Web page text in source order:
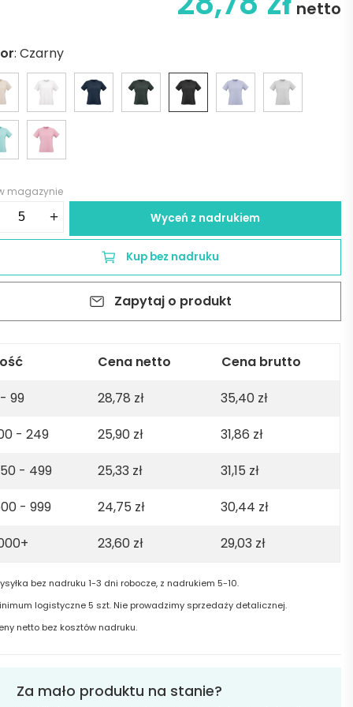
netto
: Czarny
magazynie
+ Wyceń z nadrukiem
Kup bez nadruku
Zapytaj o produkt
Cena netto
Cena brutto
- 99
28,78 zł 35,40 zł
- 249
25,90 zł 31,86 zł
- 499
25,33 zł 31,15 zł
- 999
24,75 zł 30,44 zł
23,60 zł 29,03 zł
bez nadruku 1-3 dni robocze, z nadrukiem 5-10.
logistyczne 5 szt. Nie prowadzimy sprzedaży detalicznej.
netto bez kosztów nadruku.
Za mało produktu na stanie?